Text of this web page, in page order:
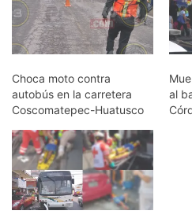
Choca moto contra
autobús en la carretera
Coscomatepec-Huatusco
al